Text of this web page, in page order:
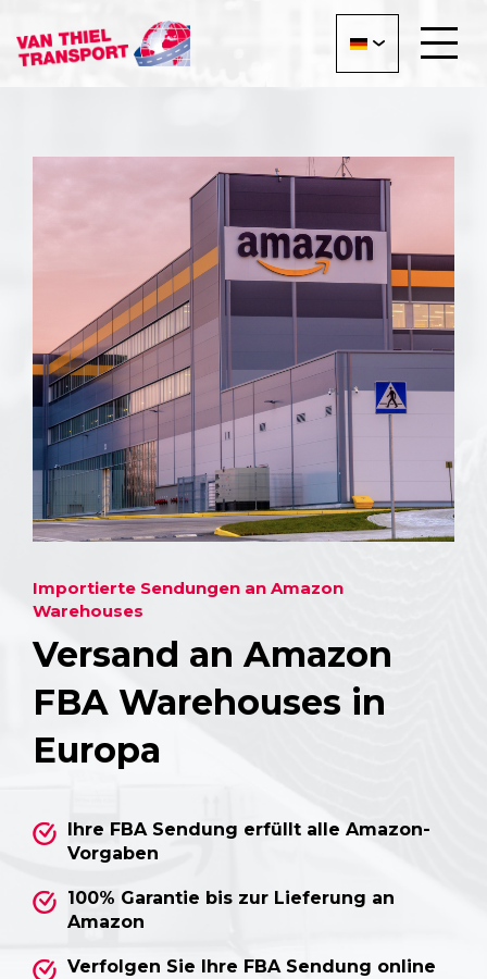
Importierte Sendungen an Amazon
Warehouses
Versand an Amazon
FBA Warehouses in
Europa
Ihre FBA Sendung erfüllt alle Amazon-
Vorgaben
100% Garantie bis zur Lieferung an
Amazon
Verfolgen Sie Ihre FBA Sendung online